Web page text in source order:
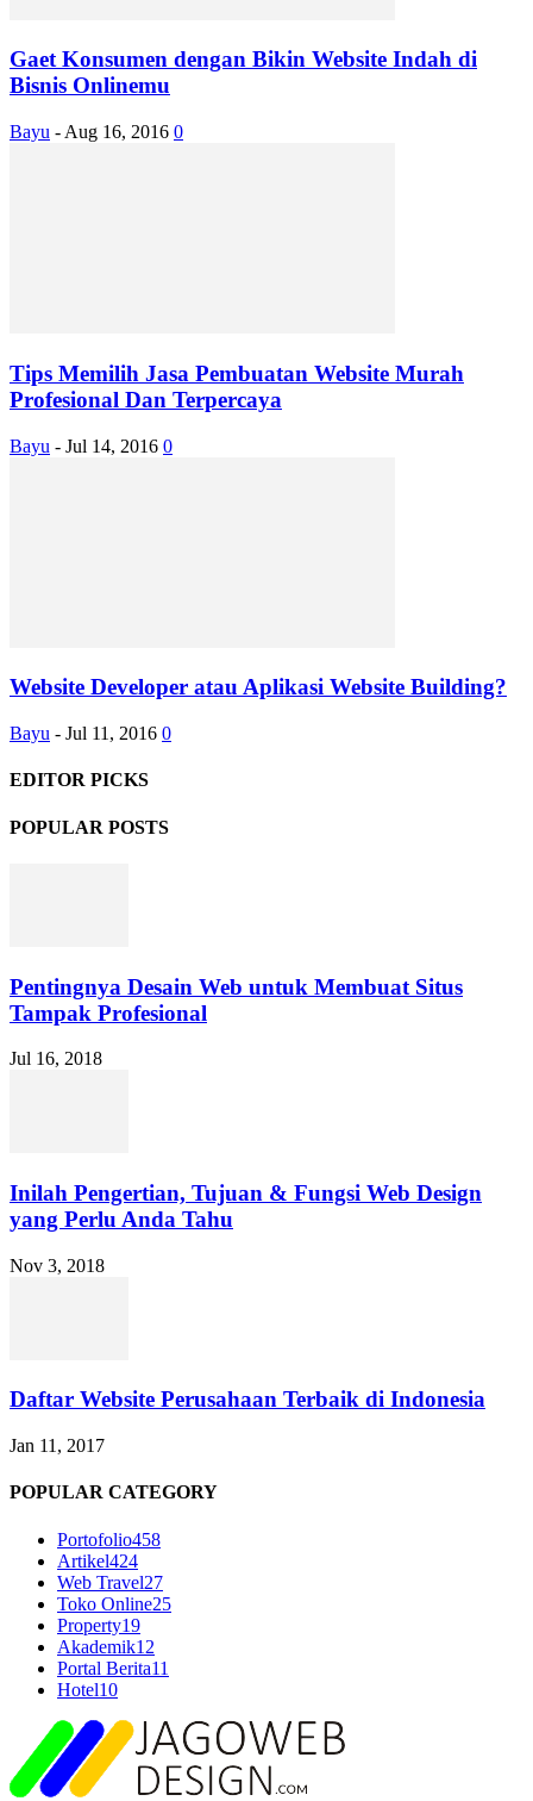
Gaet Konsumen dengan Bikin Website Indah di
Bisnis Onlinemu
Bayu - Aug 16, 2016 0
Tips Memilih Jasa Pembuatan Website Murah
Profesional Dan Terpercaya
Bayu - Jul 14, 2016 0
Website Developer atau Aplikasi Website Building?
Bayu - Jul 11, 2016 0
EDITOR PICKS
POPULAR POSTS
Pentingnya Desain Web untuk Membuat Situs
Tampak Profesional
Jul 16, 2018
Inilah Pengertian, Tujuan & Fungsi Web Design
yang Perlu Anda Tahu
Nov 3, 2018
Daftar Website Perusahaan Terbaik di Indonesia
Jan 11, 2017
POPULAR CATEGORY
Portofolio458
Artikel424
Web Travel27
Toko Online25
Property19
Akademik12
Portal Berita11
Hotel10